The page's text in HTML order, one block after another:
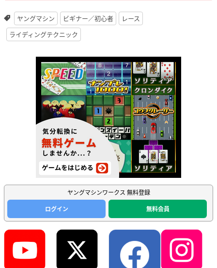
ヤングマシン ビギナー／初心者
レース
ライディングテクニック
ヤングマシンワークス 無料登録
ログイン
無料会員